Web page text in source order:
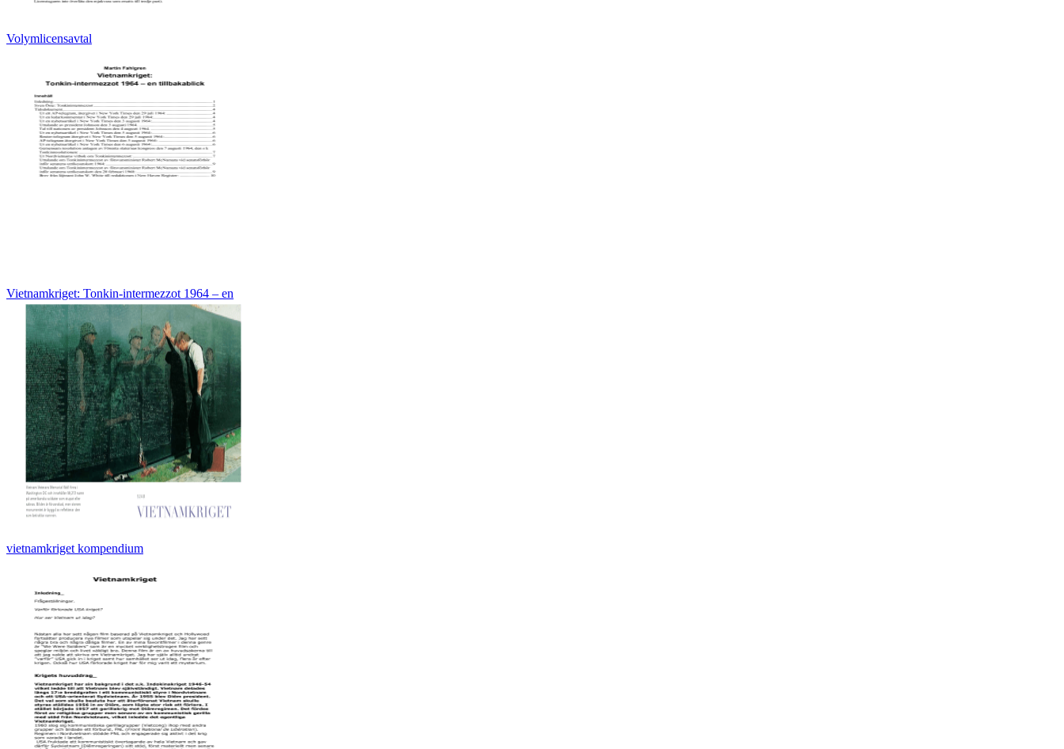
Volymlicensavtal
Vietnamkriget: Tonkin-intermezzot 1964 – en
vietnamkriget kompendium